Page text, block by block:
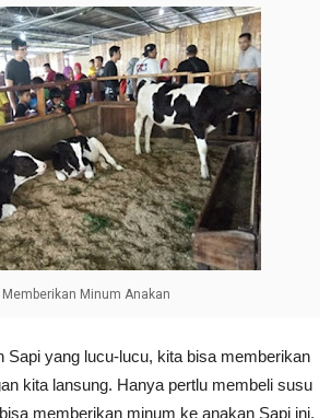
Memberikan Minum Anakan
Sapi yang lucu-lucu, kita bisa memberikan
kita lansung. Hanya pertlu membeli susu
memberikan minum ke anakan Sapi ini.